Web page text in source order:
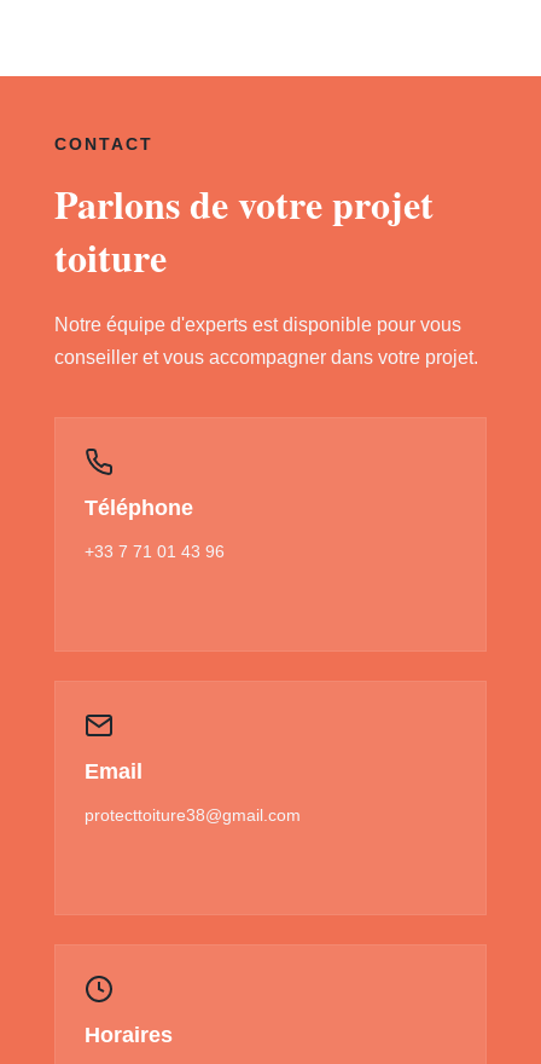
CONTACT
Parlons de votre projet
toiture
Notre équipe d'experts est disponible pour vous
conseiller et vous accompagner dans votre projet.
Téléphone
+33 7 71 01 43 96
Email
protecttoiture38@gmail.com
Horaires